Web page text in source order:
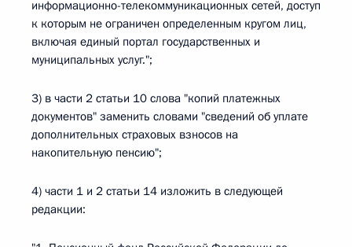
информационно-телекоммуникационных сетей, доступ
к которым не ограничен определенным кругом лиц,
включая единый портал государственных и
муниципальных услуг.";
3) в части 2 статьи 10 слова "копий платежных
документов" заменить словами "сведений об уплате
дополнительных страховых взносов на
накопительную пенсию";
4) части 1 и 2 статьи 14 изложить в следующей
редакции: